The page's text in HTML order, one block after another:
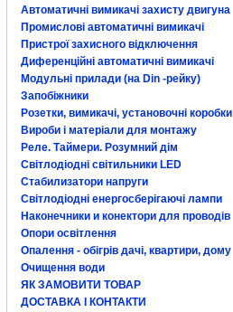
Автоматичні вимикачі захисту двигуна
Промислові автоматичні вимикачі
Пристрої захисного відключення
Диференційні автоматичні вимикачі
Модульні прилади (на Din -рейку)
Запобіжники
Розетки, вимикачі, установочні коробки
Вироби і матеріали для монтажу
Реле. Таймери. Розумний дім
Світлодіодні світильники LED
Стабилизатори напруги
Світлодіодні енергосберігаючі лампи
Наконечники и конектори для проводів
Опори освітлення
Опалення - обігрів дачі, квартири, дому
Очищення води
ЯК ЗАМОВИТИ ТОВАР
ДОСТАВКА І КОНТАКТИ